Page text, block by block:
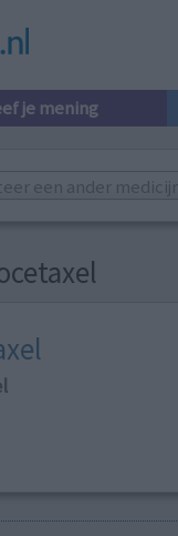
je mening
een ander